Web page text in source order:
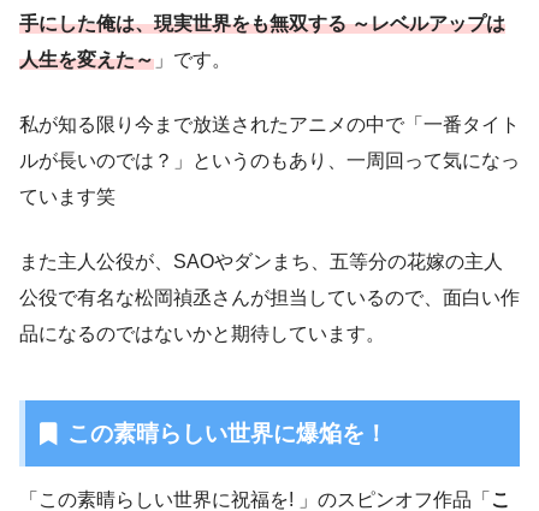
手にした俺は、現実世界をも無双する ～レベルアップは
人生を変えた～ 」です。
私が知る限り今まで放送されたアニメの中で「一番タイト
ルが長いのでは？」というのもあり、一周回って気になっ
ています笑
また主人公役が、SAOやダンまち、五等分の花嫁の主人
公役で有名な松岡禎丞さんが担当しているので、面白い作
品になるのではないかと期待しています。
この素晴らしい世界に爆焔を！
「この素晴らしい世界に祝福を! 」のスピンオフ作品「 こ